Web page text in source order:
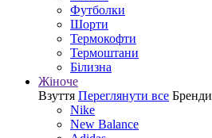
Футболки
Шорти
Термокофти
Термоштани
Білизна
Жіноче
Взуття Переглянути все Бренди
Nike
New Balance